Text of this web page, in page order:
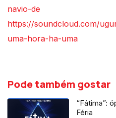
navio-de
https://soundcloud.com/
uma-hora-ha-uma
Pode também gostar
“Fátima”:
Féria